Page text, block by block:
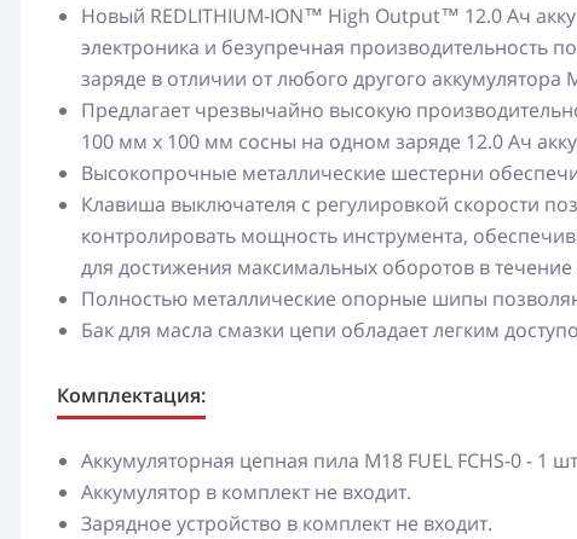
Новый REDLITHIUM-ION™ High Output™ 12.0 Aч
электроника и безупречная производительность
заряде в отличии от любого другого аккумулятора
Предлагает чрезвычайно высокую
100 мм х 100 мм сосны на одном заряде 12.0 Ач
Высокопрочные металлические шестерни
Клавиша выключателя с регулировкой скорости
контролировать мощность инструмента,
для достижения максимальных оборотов в
Полностью металлические опорные шипы
Бак для масла смазки цепи обладает легким
Комплектация:
Аккумуляторная цепная пила M18 FUEL FCHS-0 - 1
Аккумулятор в комплект не входит.
Зарядное устройство в комплект не входит.